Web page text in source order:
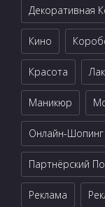
Декоративная
Кино
Красота
Маникюр
Онлайн-Шопинг
Партнёрский
Реклама